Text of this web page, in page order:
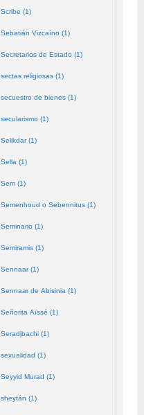
Scribe (1)
Sebatián Vizcaíno (1)
Secretarios de Estado (1)
sectas religiosas (1)
secuestro de bienes (1)
secularismo (1)
Selikdar (1)
Sella (1)
Sem (1)
Semenhoud o Sebennitus (1)
Seminario (1)
Semiramis (1)
Sennaar (1)
Sennaar de Abisinia (1)
Señorita Aïssé (1)
Seradjbachi (1)
sexualidad (1)
Seyyid Murad (1)
sheytán (1)